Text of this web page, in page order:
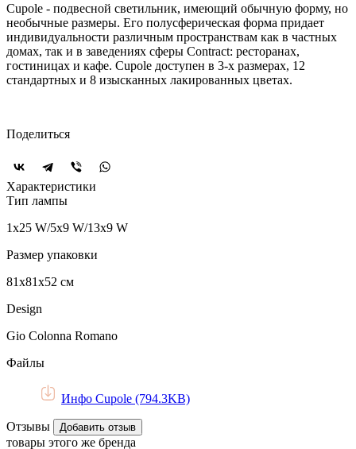
Cupole - подвесной светильник, имеющий обычную форму, но
необычные размеры. Его полусферическая форма придает
индивидуальности различным пространствам как в частных
домах, так и в заведениях сферы Contract: ресторанах,
гостиницах и кафе. Cupole доступен в 3-х размерах, 12
стандартных и 8 изысканных лакированных цветах.
Поделиться
Характеристики
Тип лампы
1х25 W/5х9 W/13x9 W
Размер упаковки
81x81x52 см
Design
Gio Colonna Romano
Файлы
Инфо Cupole (794.3KB)
Отзывы Добавить отзыв
товары этого же бренда